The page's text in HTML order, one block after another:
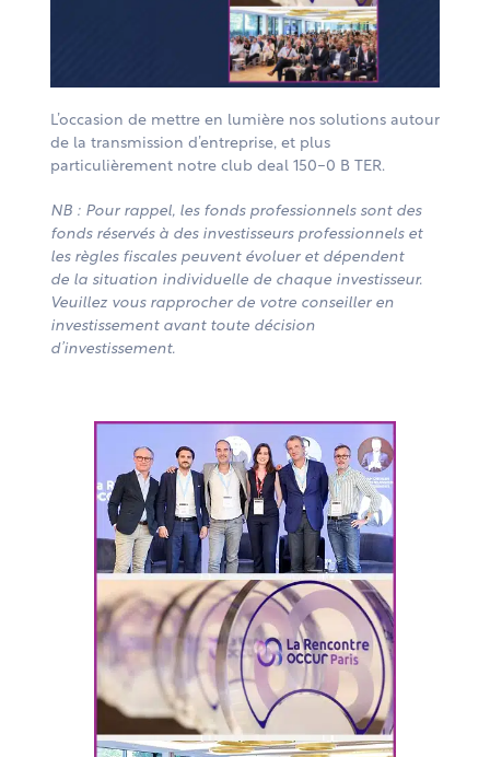
L’occasion de mettre en lumière nos solutions autour
de la transmission d’entreprise, et plus
particulièrement notre club deal 150-0 B TER.
NB : Pour rappel, les fonds professionnels sont des
fonds réservés à des investisseurs professionnels et
les règles fiscales peuvent évoluer et dépendent
de la situation individuelle de chaque investisseur.
Veuillez vous rapprocher de votre conseiller en
investissement avant toute décision
d’investissement.